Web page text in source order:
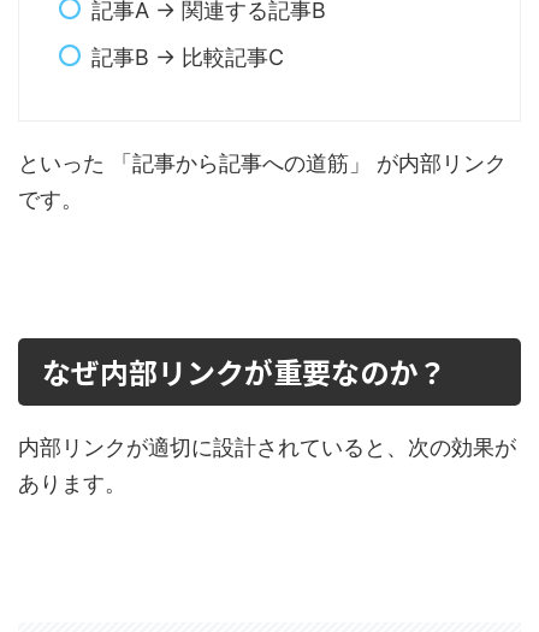
記事A → 関連する記事B
記事B → 比較記事C
といった 「記事から記事への道筋」 が内部リンク
です。
なぜ内部リンクが重要なのか？
内部リンクが適切に設計されていると、次の効果が
あります。